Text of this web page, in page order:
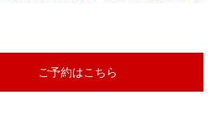
ご予約はこちら